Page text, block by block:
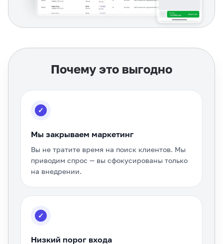
Почему это выгодно
✓
Мы закрываем маркетинг
Вы не тратите время на поиск клиентов. Мы
приводим спрос — вы сфокусированы только
на внедрении.
✓
Низкий порог входа